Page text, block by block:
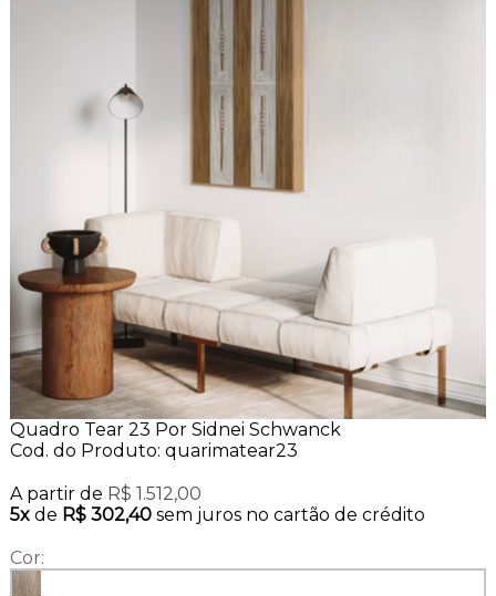
Quadro Tear 23 Por Sidnei Schwanck
Cod. do Produto: quarimatear23
A partir de R$ 1.512,00
5xde R$ 302,40 sem juros no cartão de crédito
Cor: